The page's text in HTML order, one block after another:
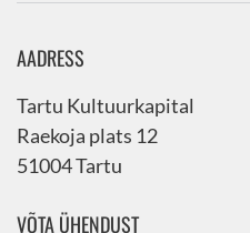
AADRESS
Tartu Kultuurkapital
Raekoja plats 12
51004 Tartu
VÕTA ÜHENDUST